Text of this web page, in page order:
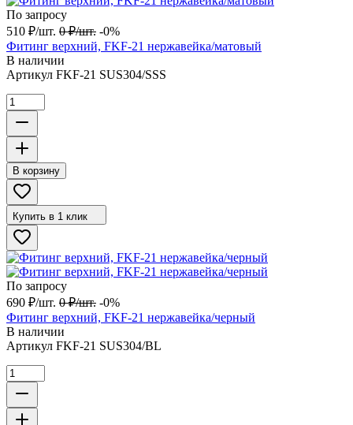
По запросу
510 ₽/шт. 0 ₽/шт. -0%
Фитинг верхний, FKF-21 нержавейка/матовый
В наличии
Артикул FKF-21 SUS304/SSS
В корзину
Купить в 1 клик
По запросу
690 ₽/шт. 0 ₽/шт. -0%
Фитинг верхний, FKF-21 нержавейка/черный
В наличии
Артикул FKF-21 SUS304/BL